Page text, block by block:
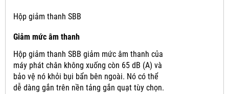
Hộp giảm thanh SBB
Giảm mức âm thanh
Hộp giảm thanh SBB giảm mức âm thanh của
máy phát chân không xuống còn 65 dB (A) và
bảo vệ nó khỏi bụi bẩn bên ngoài. Nó có thể
dễ dàng gắn trên nền tảng gắn quạt tùy chọn.